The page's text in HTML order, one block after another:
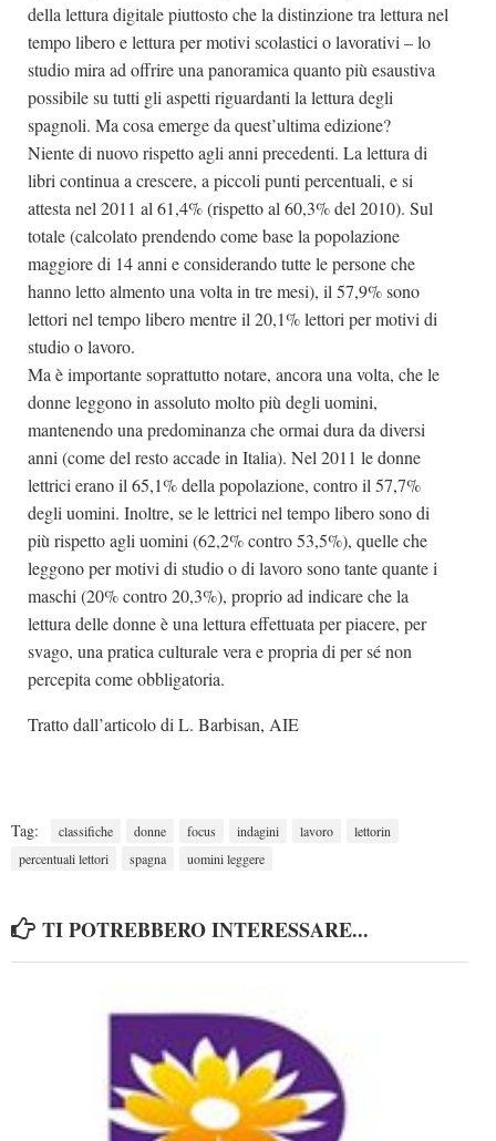
Autori
Generi
Case editrici
Partnership
Giallo Stresa
Premio Chiara
Tabù Festival 2014
A Tutto Volume
Salone di Torino
Marketing
della lettura digitale piuttosto che la distinzione tra lettura nel
tempo libero e lettura per motivi scolastici o lavorativi – lo
studio mira ad offrire una panoramica quanto più esaustiva
possibile su tutti gli aspetti riguardanti la lettura degli
spagnoli. Ma cosa emerge da quest’ultima edizione?
Niente di nuovo rispetto agli anni precedenti. La lettura di
libri continua a crescere, a piccoli punti percentuali, e si
attesta nel 2011 al 61,4% (rispetto al 60,3% del 2010). Sul
totale (calcolato prendendo come base la popolazione
maggiore di 14 anni e considerando tutte le persone che
hanno letto almento una volta in tre mesi), il 57,9% sono
lettori nel tempo libero mentre il 20,1% lettori per motivi di
studio o lavoro.
Ma è importante soprattutto notare, ancora una volta, che le
donne leggono in assoluto molto più degli uomini,
mantenendo una predominanza che ormai dura da diversi
anni (come del resto accade in Italia). Nel 2011 le donne
lettrici erano il 65,1% della popolazione, contro il 57,7%
degli uomini. Inoltre, se le lettrici nel tempo libero sono di
più rispetto agli uomini (62,2% contro 53,5%), quelle che
leggono per motivi di studio o di lavoro sono tante quante i
maschi (20% contro 20,3%), proprio ad indicare che la
lettura delle donne è una lettura effettuata per piacere, per
svago, una pratica culturale vera e propria di per sé non
percepita come obbligatoria.
Tratto dall’articolo di L. Barbisan, AIE
Tag: classifiche donne focus indagini lavoro
lettorin
percentuali lettori
spagna uomini leggere
TI POTREBBERO INTERESSARE...